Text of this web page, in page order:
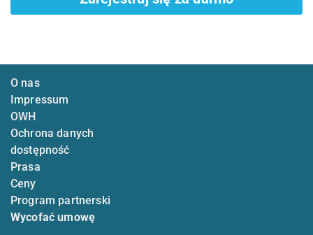
O nas
Impressum
OWH
Ochrona danych
dostępność
Prasa
Ceny
Program partnerski
Wycofać umowę